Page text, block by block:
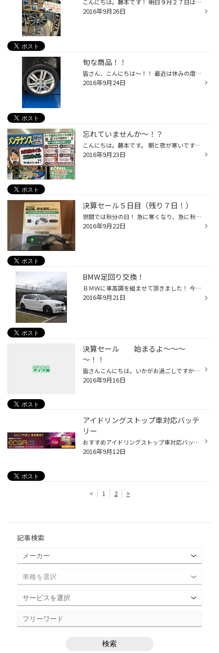
2016年9月26日
旬な商品！！
皆さん、こんにちは～！！ 最近は休みの度に釣りに行っている土田です！！ 全く釣れてませんが。。。。。泣 でも、諦めずに頑張ります！！もちろん仕事も！！笑 さてさて、本日９/２４(土)の作業の一部をちょこっとご紹介♪ お車はタントで作業内容はタイヤ交換とドライブレコーダーの取付けでした。...
2016年9月24日
忘れていませんか～！？
こんにちは。藤本です。 朝と夜が寒いです。辛いです。 しかも、雨～ すみません。話を変えます！ エンジンオイル交換時期って皆さんは覚えていますかー？ 忘れがちになってませんかー？ オイル交換を怠ると燃費低下やエンジン内部品の磨耗などなど、、、 お車にとってはとても良くないんです。 タ...
2016年9月23日
決算セール５日目（残り７日！）
世間では秋分の日！ 急に寒くなり、急に秋になった気がします！ 今日は空気圧センサーを付けていただいている方のご来店が 非常に多かったです！ 理由は・・・ 「急に寒くなったので、タイヤ空気圧が下がっているのを センサーがお知らせしてくれていたのでした♪」 すごい！(゜o゜)この子達（空気圧...
2016年9月22日
BMW足回り交換！
ＢＭＷに車高調を組ませて頂きました！ 今回装着いたしましたのは ★テイン ストリートアドバンス♪★ でっす！ 実は元々ダウンサスが付いていたのですが･･･ 「乗り心地が硬い！＆色んな所でフロントバンパーが擦れる･･･」 との事でした。 色々お話させて頂いて 距離を走ったショックのリフレッシュと...
2016年9月21日
決算セール 始まるよ～～～
～！！
皆さんこんにちは。いかがお過ごしですか。 「実るほどに、頭をたれる稲穂かな」 この文章がふと頭に浮かぶ、良い季節になりました。 当店の回りも、確り実ってます。 収穫もそろそろです。 さて当店では、９月１７日から３０日まで 決算太っ腹セールをいたします。 夏タイヤはもちろん、スタッドレ...
2016年9月16日
アイドリングストップ車対応バッテ
リー
おすすめアイドリングストップ車対応バッテリー 「ＧＳユアサ エコＲ ロングライフ」です。 長寿命で充電回復能力の高いモデルです。 もちろん、アイドリングストップ車以外のお車も お取付可能ですよ。 保証期間は、 アイドリングストップ車で１年半又は３万ｋｍまで 通常車で３年又は１０万ｋｍ...
2016年9月12日
< 1 2 >
記事検索